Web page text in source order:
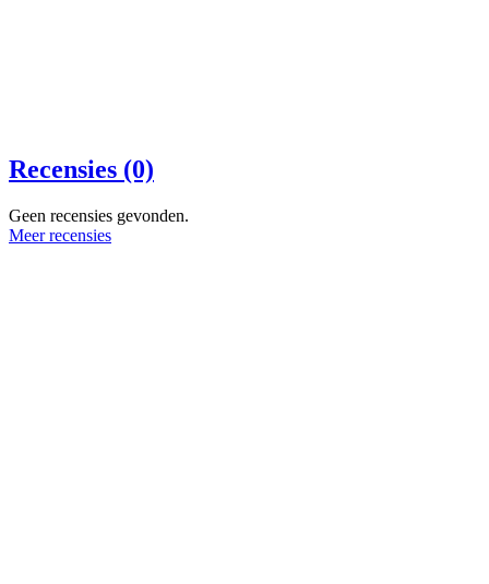
Recensies (0)
Geen recensies gevonden.
Meer recensies